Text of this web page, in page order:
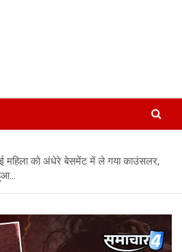
को अंधेरे बेसमेंट में ले गया काउंसलर,